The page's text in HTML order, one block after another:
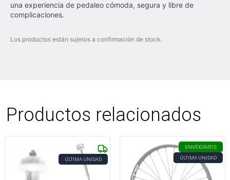
una experiencia de pedaleo cómoda, segura y libre de
complicaciones.
Los productos están sujetos a confirmación de stock.
Productos relacionados
ÚLTIMA UNIDAD
ENVÍOGRATIS
ÚLTIMA UNIDAD